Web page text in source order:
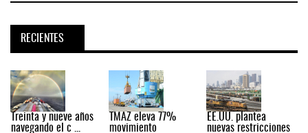
RECIENTES
Treinta y nueve años
navegando el c ...
TMAZ eleva 77%
movimiento
EE.UU. plantea
nuevas restricciones